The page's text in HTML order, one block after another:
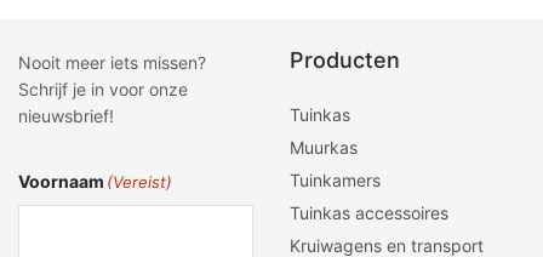
Nooit meer iets missen?
Schrijf je in voor onze
nieuwsbrief!
Voornaam (Vereist)
Producten
Tuinkas
Muurkas
Tuinkamers
Tuinkas accessoires
Kruiwagens en transport